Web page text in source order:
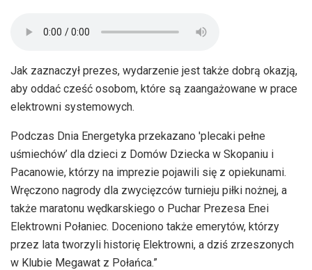
Jak zaznaczył prezes, wydarzenie jest także dobrą okazją,
aby oddać cześć osobom, które są zaangażowane w prace
elektrowni systemowych.
Podczas Dnia Energetyka przekazano 'plecaki pełne
uśmiechów’ dla dzieci z Domów Dziecka w Skopaniu i
Pacanowie, którzy na imprezie pojawili się z opiekunami.
Wręczono nagrody dla zwycięzców turnieju piłki nożnej, a
także maratonu wędkarskiego o Puchar Prezesa Enei
Elektrowni Połaniec. Doceniono także emerytów, którzy
przez lata tworzyli historię Elektrowni, a dziś zrzeszonych
w Klubie Megawat z Połańca.”